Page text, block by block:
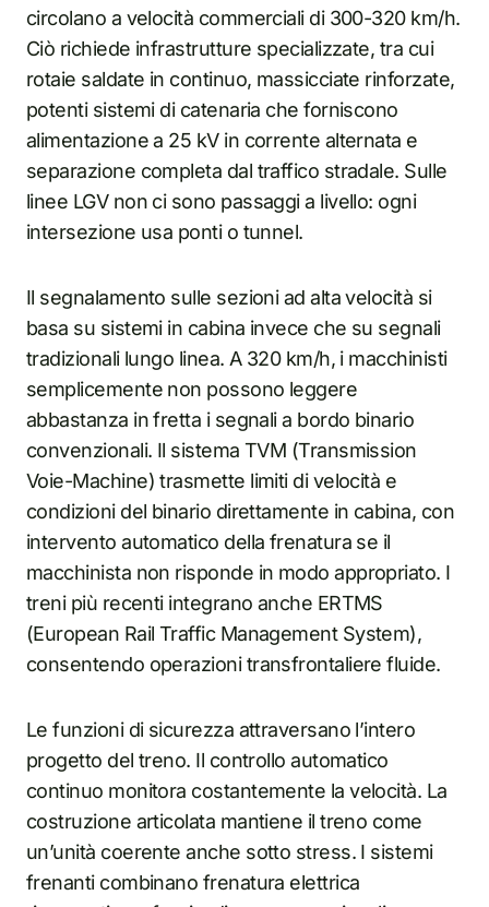
circolano a velocità commerciali di 300-320 km/h.
Ciò richiede infrastrutture specializzate, tra cui
rotaie saldate in continuo, massicciate rinforzate,
potenti sistemi di catenaria che forniscono
alimentazione a 25 kV in corrente alternata e
separazione completa dal traffico stradale. Sulle
linee LGV non ci sono passaggi a livello: ogni
intersezione usa ponti o tunnel.
Il segnalamento sulle sezioni ad alta velocità si
basa su sistemi in cabina invece che su segnali
tradizionali lungo linea. A 320 km/h, i macchinisti
semplicemente non possono leggere
abbastanza in fretta i segnali a bordo binario
convenzionali. Il sistema TVM (Transmission
Voie-Machine) trasmette limiti di velocità e
condizioni del binario direttamente in cabina, con
intervento automatico della frenatura se il
macchinista non risponde in modo appropriato. I
treni più recenti integrano anche ERTMS
(European Rail Traffic Management System),
consentendo operazioni transfrontaliere fluide.
Le funzioni di sicurezza attraversano l’intero
progetto del treno. Il controllo automatico
continuo monitora costantemente la velocità. La
costruzione articolata mantiene il treno come
un’unità coerente anche sotto stress. I sistemi
frenanti combinano frenatura elettrica